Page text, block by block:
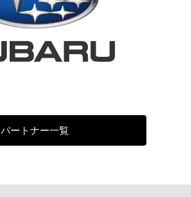
パートナー一覧